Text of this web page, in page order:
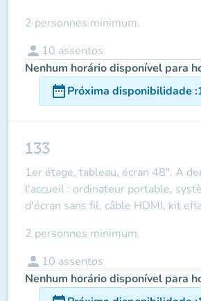
2 personnes minimum.
person 10 assentos
Nenhum horário disponível para
date_rangePróxima disponibilidade :
133
1er étage, tableau, écran 48". A
l'accueil : ordinateur portable,
d'écran sans fil, câble HDMI, kit
2 personnes minimum.
person 10 assentos
Nenhum horário disponível para